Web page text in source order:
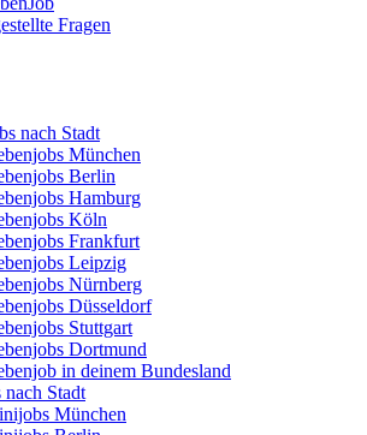
Fragen
nach Stadt
München
Berlin
Hamburg
Köln
Frankfurt
Leipzig
Nürnberg
Düsseldorf
Stuttgart
Dortmund
in deinem Bundesland
Stadt
München